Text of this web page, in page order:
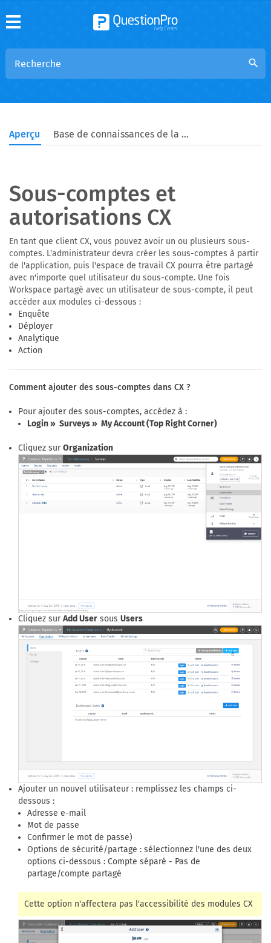
search
Aperçu Base de connaissances de la communauté
Sous-comptes et
autorisations CX
En tant que client CX, vous pouvez avoir un ou plusieurs sous-
comptes. L'administrateur devra créer les sous-comptes à partir
de l'application, puis l'espace de travail CX pourra être partagé
avec n'importe quel utilisateur du sous-compte. Une fois
Workspace partagé avec un utilisateur de sous-compte, il peut
accéder aux modules ci-dessous :
Enquête
Déployer
Analytique
Action
Comment ajouter des sous-comptes dans CX ?
Pour ajouter des sous-comptes, accédez à :
Login » Surveys » My Account (Top Right Corner)
Cliquez surOrganization
Cliquez surAdd User sous Users
Ajouter un nouvel utilisateur : remplissez les champs ci-
dessous :
Adresse e-mail
Mot de passe
Confirmer le mot de passe)
Options de sécurité/partage : sélectionnez l'une des deux
options ci-dessous : Compte séparé - Pas de
partage/compte partagé
Cette option n'affectera pas l'accessibilité des modules CX